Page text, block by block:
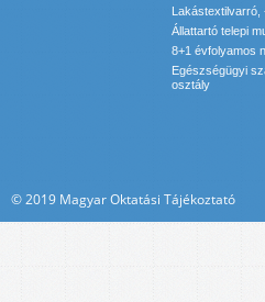
Állattartó telepi
8+1 évfolyamos
Egészségügyi
osztály
© 2019 Magyar Oktatási